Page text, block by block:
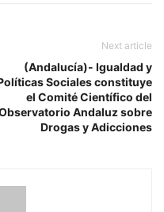
Next article
(Andalucía)- Igualdad y
Sociales constituye
el Comité Científico del
Andaluz sobre
Drogas y Adicciones